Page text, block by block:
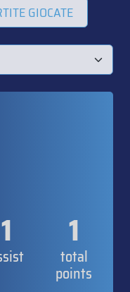
GIOCATE
1 1
total
points